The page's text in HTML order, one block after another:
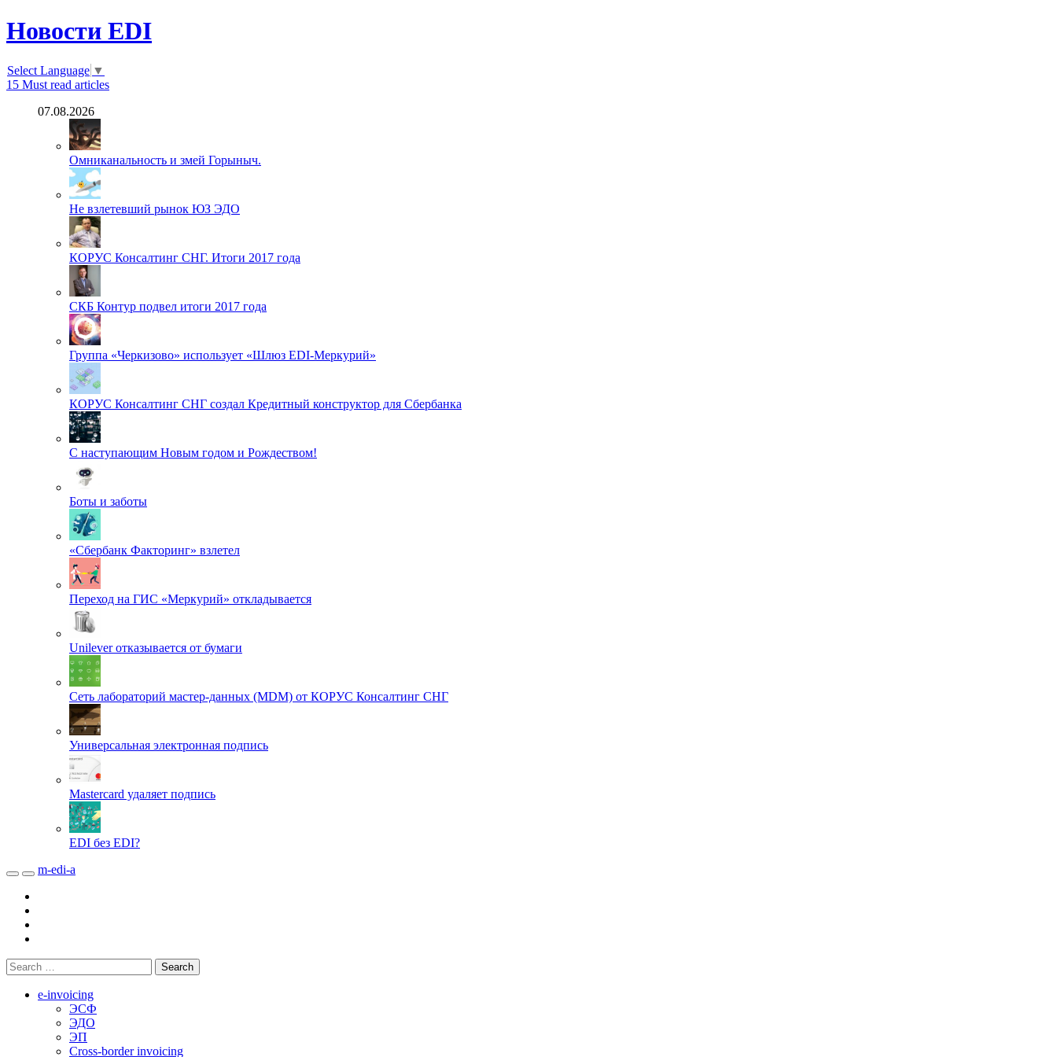
Новости EDI
Select Language ▼
15 Must read articles
07.08.2026
Омниканальность и змей Горыныч.
Не взлетевший рынок ЮЗ ЭДО
КОРУС Консалтинг СНГ. Итоги 2017 года
СКБ Контур подвел итоги 2017 года
Группа «Черкизово» использует «Шлюз EDI-Меркурий»
КОРУС Консалтинг СНГ создал Кредитный конструктор для Сбербанка
С наступающим Новым годом и Рождеством!
Боты и заботы
«Сбербанк Факторинг» взлетел
Переход на ГИС «Меркурий» откладывается
Unilever отказывается от бумаги
Сеть лабораторий мастер-данных (MDM) от КОРУС Консалтинг СНГ
Универсальная электронная подпись
Mastercard удаляет подпись
EDI без EDI?
m-edi-a
e-invoicing
ЭСФ
ЭДО
ЭП
Cross-border invoicing